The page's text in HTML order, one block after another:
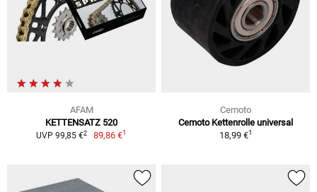
AFAM
KETTENSATZ 520
UVP 99,85 €2 89,86 €1
Cemoto
Cemoto Kettenrolle universal
18,99 €1